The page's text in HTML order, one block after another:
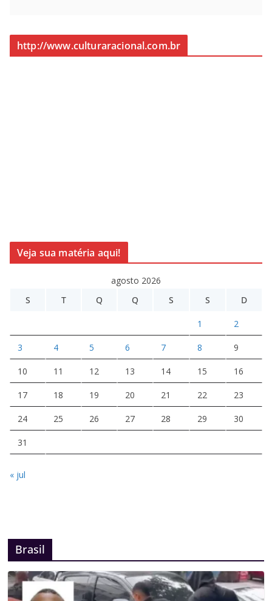
http://www.culturaracional.com.br
Veja sua matéria aqui!
agosto 2026
S
T Q Q S S D
1 2
3 4 5 6 7 8 9
10 11 12 13 14 15 16
17 18 19 20 21 22 23
24 25 26 27 28 29 30
31
« jul
Brasil